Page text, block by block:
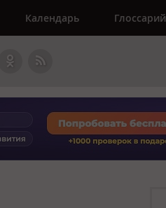
Календарь Глоссарий